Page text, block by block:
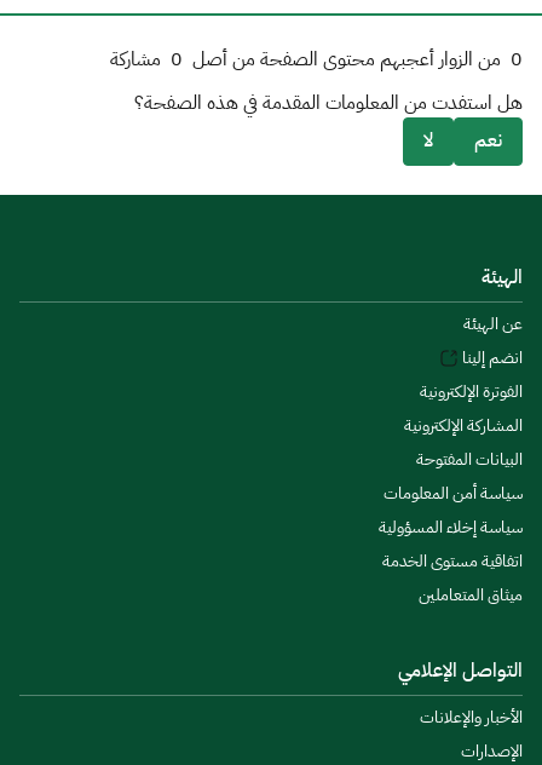
0 من الزوار أعجبهم محتوى الصفحة من أصل 0 مشاركة
هل استفدت من المعلومات المقدمة في هذه الصفحة؟
نعم
لا
الهيئة
عن الهيئة
انضم إلينا
الفوترة الإلكترونية
المشاركة الإلكترونية
البيانات المفتوحة
سياسة أمن المعلومات
سياسة إخلاء المسؤولية
اتفاقية مستوى الخدمة
ميثاق المتعاملين
التواصل الإعلامي
الأخبار والإعلانات
الإصدارات